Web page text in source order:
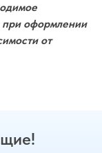
при оформлении
от